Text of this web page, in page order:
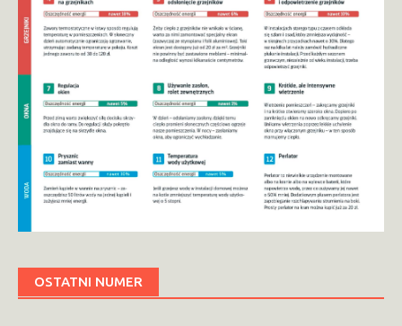
OSTATNI NUMER